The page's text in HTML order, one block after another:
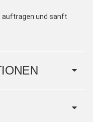
auftragen und sanft